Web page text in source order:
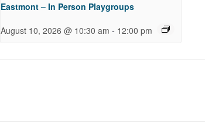
Eastmont – In Person Playgroups
August 10, 2026 @ 10:30 am - 12:00 pm